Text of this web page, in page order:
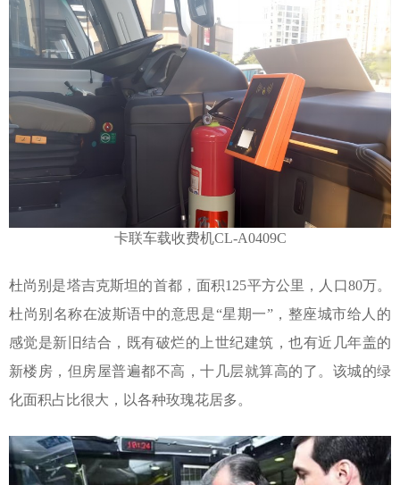
卡联车载收费机CL-A0409C
杜尚别是塔吉克斯坦的首都，面积125平方公里，人口80万。
杜尚别名称在波斯语中的意思是“星期一”，整座城市给人的
感觉是新旧结合，既有破烂的上世纪建筑，也有近几年盖的
新楼房，但房屋普遍都不高，十几层就算高的了。该城的绿
化面积占比很大，以各种玫瑰花居多。